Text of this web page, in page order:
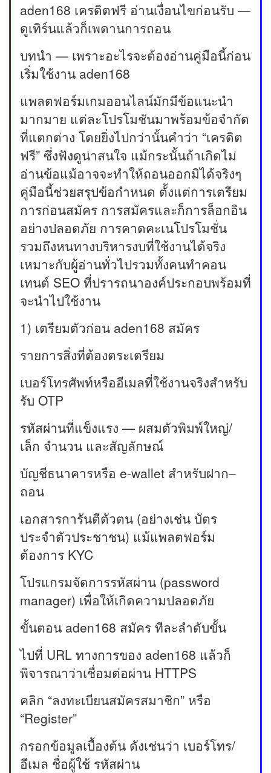
aden168 เครดิตฟรี อ่านเงื่อนไขก่อนรับ —
ดูเทิร์นแล้วก็เพดานการถอน
บทนำ — เพราะอะไรจะต้องอ่านคู่มือนี้ก่อน
เริ่มใช้งาน aden168
แพลตฟอร์มเกมออนไลน์มักมีข้อแนะนำ
มากมาย แต่ละโปรโมชันมาพร้อมข้อจำกัด
ที่แตกต่าง โดยยิ่งไปกว่านั้นคำว่า “เครดิต
ฟรี” ซึ่งฟังดูน่าสนใจ แม้กระนั้นถ้าเกิดไม่
อ่านข้อแม้อาจจะทำให้ถอนออกมิได้จริงๆ
คู่มือนี้ช่วยสรุปข้อกำหนด ตั้งแต่การเตรียม
การก่อนสมัคร การสมัครและก็การล็อกอิน
อย่างปลอดภัย การคาดคะเนโปรโมชั่น
รวมถึงหนทางบริหารงบที่ใช้งานได้จริง
เหมาะกับผู้อ่านทั่วไปรวมทั้งคนทำคอน
เทนต์ SEO ที่ปรารถนาองค์ประกอบพร้อมที่
จะนำไปใช้งาน
1) เตรียมตัวก่อน aden168 สมัคร
รายการสิ่งที่ต้องตระเตรียม
เบอร์โทรศัพท์หรืออีเมลที่ใช้งานจริงสำหรับ
รับ OTP
รหัสผ่านที่แข็งแรง — ผสมตัวพิมพ์ใหญ่/
เล็ก จำนวน และสัญลักษณ์
บัญชีธนาคารหรือ e-wallet สำหรับฝาก–
ถอน
เอกสารการันตีตัวตน (อย่างเช่น บัตร
ประจำตัวประชาชน) แม้แพลตฟอร์ม
ต้องการ KYC
โปรแกรมจัดการรหัสผ่าน (password
manager) เพื่อให้เกิดความปลอดภัย
ขั้นตอน aden168 สมัคร ทีละลำดับขั้น
ไปที่ URL ทางการของ aden168 แล้วก็
พิจารณาว่าเชื่อมต่อผ่าน HTTPS
คลิก “ลงทะเบียนสมัครสมาชิก” หรือ
“Register”
กรอกข้อมูลเบื้องต้น ดังเช่นว่า เบอร์โทร/
อีเมล ชื่อผู้ใช้ รหัสผ่าน